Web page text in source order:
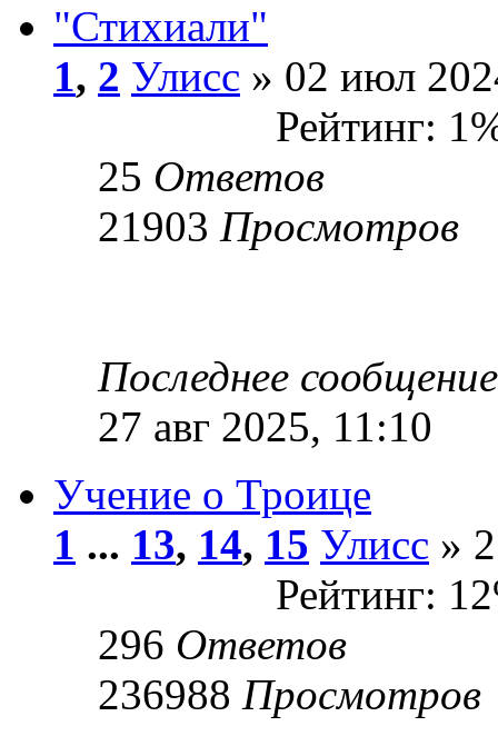
"Стихиали"
1, 2 Улисс » 02 июл
Рейтинг:
25 Ответов
21903 Просмотров
Последнее
27 авг 2025, 11:10
Учение о Троице
1 ... 13, 14, 15 Улисс »
Рейтинг:
296 Ответов
236988 Просмотров